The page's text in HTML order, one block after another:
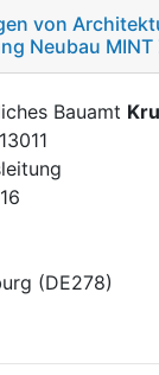
von
Neubau MINT
Bauamt
(DE278)